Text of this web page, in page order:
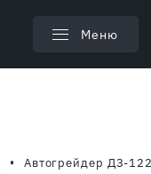
Меню
Автогрейдер ДЗ-